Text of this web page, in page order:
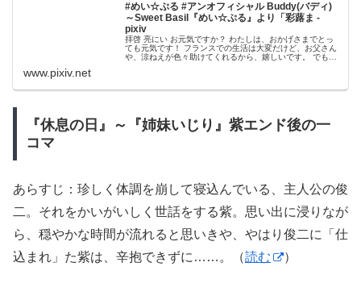
#めい☆ぷる #アンオフィシャル Buddy(バディ)
～Sweet Basil『めい☆ぷる』より「彩蕗ま -
pixiv
拝啓 亮にい お元気ですか？ わたしは、おかげさまでとっ
ても元気です！ フランスでの生活は大変だけど、お父さん
や、涼ねえが色々助けてくれるから、嬉しいです。 でも、
www.pixiv.net
『休息の日』～『姉妹いじり』紫エンド後の一
コマ
あらすじ：珍しく体調を崩して寝込んでいる、主人公の俊
二。それをかいがいしく世話をする紫。思い出に浸りなが
ら、穏やかな時間が流れると思いきや、やはり俊二に「仕
込まれ」た紫は、辛抱できずに……。（読む ）